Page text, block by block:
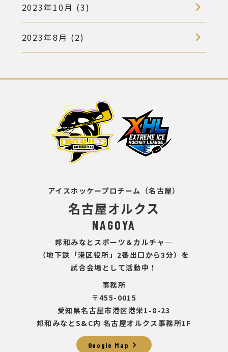
2023年10月 (3)
2023年8月 (2)
アイスホッケープロチーム（名古屋）
名古屋オルクス
NAGOYA
邦和みなとスポーツ＆カルチャ―
（地下鉄「港区役所」2番出口から3分）を
試合会場として活動中！
事務所
〒455-0015
愛知県名古屋市港区港栄1-8-23
邦和みなとS&C内 名古屋オルクス事務所1F
Google Map chevron_right